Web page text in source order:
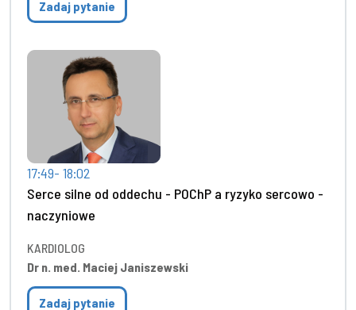
Zadaj pytanie
17:49- 18:02
Serce silne od oddechu - POChP a ryzyko sercowo -
naczyniowe
KARDIOLOG
Dr n. med. Maciej Janiszewski
Zadaj pytanie